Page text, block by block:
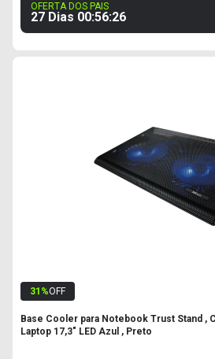
OFERTA DOS PAIS
27 Dias 00:56:25
31 %OFF
Base Cooler para Notebook Trust Stand ,
Laptop 17,3" LED Azul , Preto